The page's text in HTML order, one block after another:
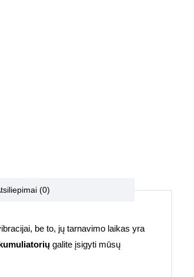
(0)
be to, jų tarnavimo laikas yra
galite įsigyti mūsų